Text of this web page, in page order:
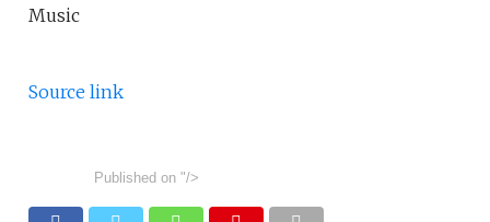
Music
Source link
Published on "/>